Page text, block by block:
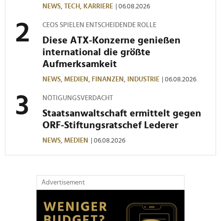
weiteren Daten zusammen, die Sie ihnen bereitgestellt
haben oder die sie im Rahmen Ihrer Nutzung der Dienste
gesammelt haben.
NEWS, TECH, KARRIERE | 06.08.2026
CEOS SPIELEN ENTSCHEIDENDE ROLLE
Diese ATX-Konzerne genießen
international die größte
Aufmerksamkeit
NEWS, MEDIEN, FINANZEN, INDUSTRIE | 06.08.2026
NÖTIGUNGSVERDACHT
Staatsanwaltschaft ermittelt gegen
ORF-Stiftungsratschef Lederer
NEWS, MEDIEN | 06.08.2026
Advertisement